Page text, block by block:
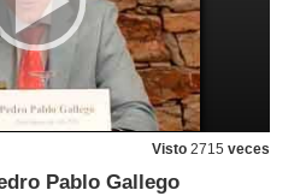
Visto 2715 veces
Pablo Gallego